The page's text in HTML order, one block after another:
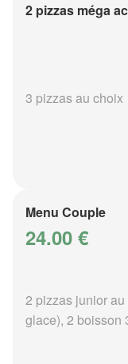
2 pizzas méga
3 pizzas au choix
Menu Couple
24.00 €
2 pizzas junior
glace), 2 boisson